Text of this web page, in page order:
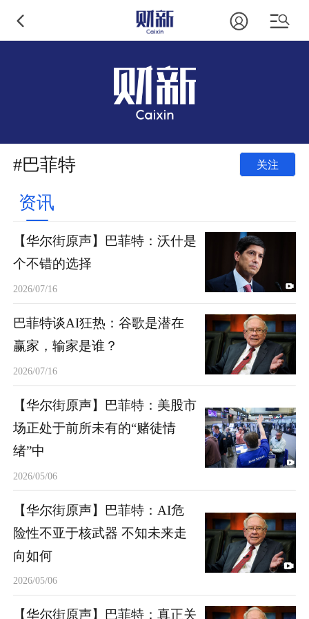
#巴菲特 关注
资讯
【华尔街原声】巴菲特：沃什是
个不错的选择
2026/07/16
巴菲特谈AI狂热：谷歌是潜在
赢家，输家是谁？
2026/07/16
【华尔街原声】巴菲特：美股市
场正处于前所未有的“赌徒情
绪”中
2026/05/06
【华尔街原声】巴菲特：AI危
险性不亚于核武器 不知未来走
向如何
2026/05/06
【华尔街原声】巴菲特：真正关